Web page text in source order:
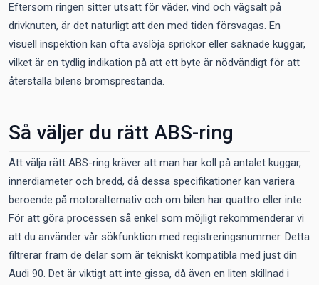
Eftersom ringen sitter utsatt för väder, vind och vägsalt på
drivknuten, är det naturligt att den med tiden försvagas. En
visuell inspektion kan ofta avslöja sprickor eller saknade kuggar,
vilket är en tydlig indikation på att ett byte är nödvändigt för att
återställa bilens bromsprestanda.
Så väljer du rätt ABS-ring
Att välja rätt ABS-ring kräver att man har koll på antalet kuggar,
innerdiameter och bredd, då dessa specifikationer kan variera
beroende på motoralternativ och om bilen har quattro eller inte.
För att göra processen så enkel som möjligt rekommenderar vi
att du använder vår sökfunktion med registreringsnummer. Detta
filtrerar fram de delar som är tekniskt kompatibla med just din
Audi 90. Det är viktigt att inte gissa, då även en liten skillnad i